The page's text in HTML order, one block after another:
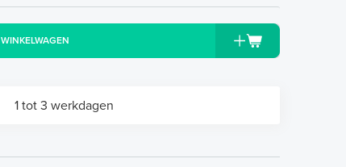
WINKELWAGEN
1 tot 3 werkdagen